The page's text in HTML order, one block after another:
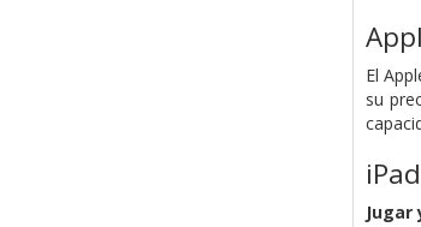
El
su
Jugar